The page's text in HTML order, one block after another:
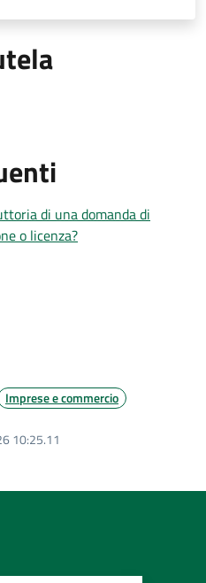
di una domanda di
o licenza?
Imprese e commercio
10:25.11